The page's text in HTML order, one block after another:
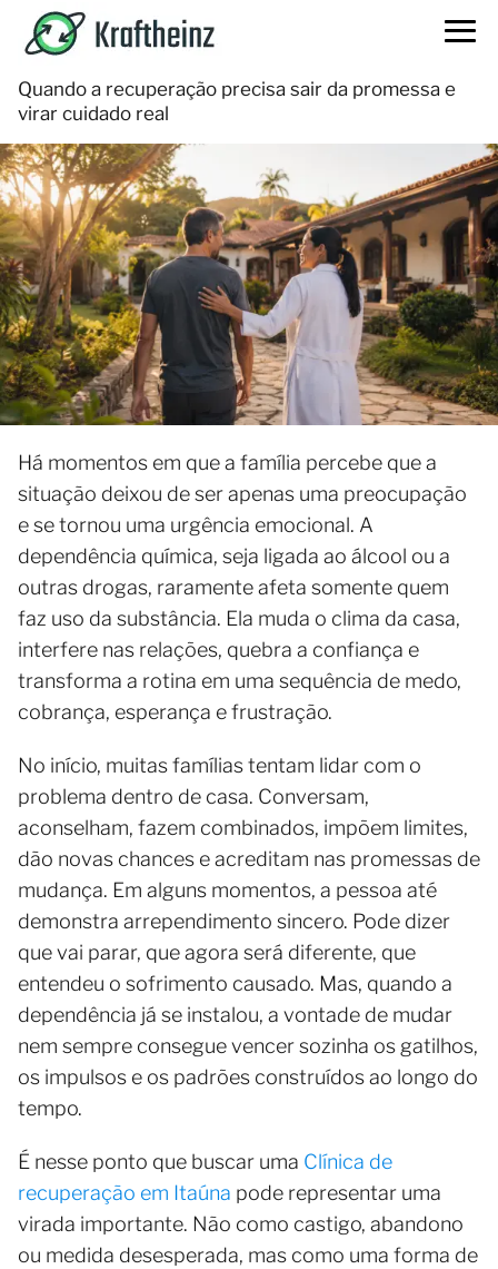
Quando a recuperação precisa sair da promessa e
virar cuidado real
Há momentos em que a família percebe que a
situação deixou de ser apenas uma preocupação
e se tornou uma urgência emocional. A
dependência química, seja ligada ao álcool ou a
outras drogas, raramente afeta somente quem
faz uso da substância. Ela muda o clima da casa,
interfere nas relações, quebra a confiança e
transforma a rotina em uma sequência de medo,
cobrança, esperança e frustração.
No início, muitas famílias tentam lidar com o
problema dentro de casa. Conversam,
aconselham, fazem combinados, impõem limites,
dão novas chances e acreditam nas promessas de
mudança. Em alguns momentos, a pessoa até
demonstra arrependimento sincero. Pode dizer
que vai parar, que agora será diferente, que
entendeu o sofrimento causado. Mas, quando a
dependência já se instalou, a vontade de mudar
nem sempre consegue vencer sozinha os gatilhos,
os impulsos e os padrões construídos ao longo do
tempo.
É nesse ponto que buscar uma Clínica de
recuperação em Itaúna pode representar uma
virada importante. Não como castigo, abandono
ou medida desesperada, mas como uma forma de